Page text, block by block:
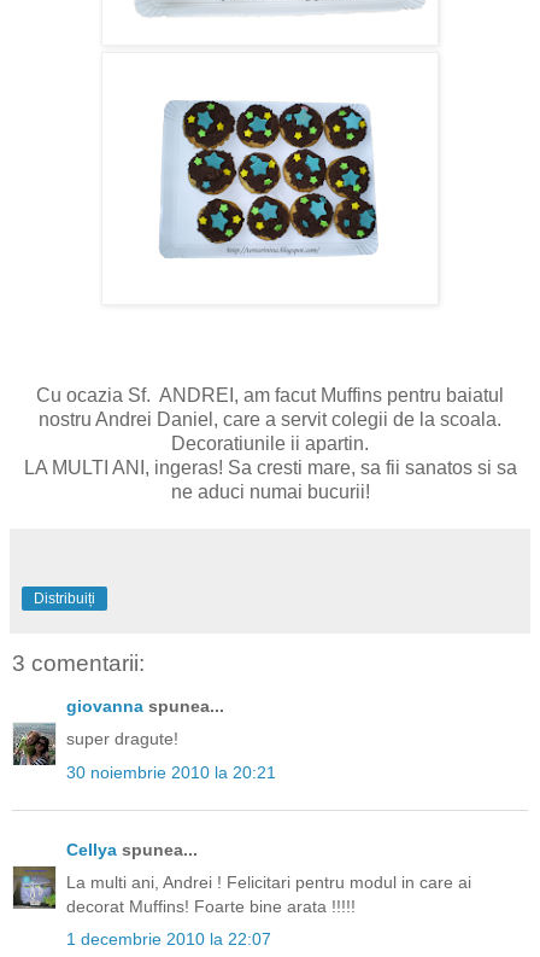
Cu ocazia Sf. ANDREI, am facut Muffins pentru baiatul
nostru Andrei Daniel, care a servit colegii de la scoala.
Decoratiunile ii apartin.
LA MULTI ANI, ingeras! Sa cresti mare, sa fii sanatos si sa
ne aduci numai bucurii!
Distribuiți
3 comentarii:
giovanna spunea...
super dragute!
30 noiembrie 2010 la 20:21
Cellya spunea...
La multi ani, Andrei ! Felicitari pentru modul in care ai
decorat Muffins! Foarte bine arata !!!!!
1 decembrie 2010 la 22:07